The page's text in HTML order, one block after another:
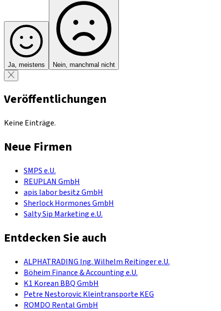
Ja, meistens Nein, manchmal nicht
Veröffentlichungen
Keine Einträge.
Neue Firmen
SMPS e.U.
REUPLAN GmbH
apis labor besitz GmbH
Sherlock Hormones GmbH
Salty Sip Marketing e.U.
Entdecken Sie auch
ALPHATRADING Ing. Wilhelm Reitinger e.U.
Böheim Finance & Accounting e.U.
K1 Korean BBQ GmbH
Petre Nestorovic Kleintransporte KEG
ROMDO Rental GmbH